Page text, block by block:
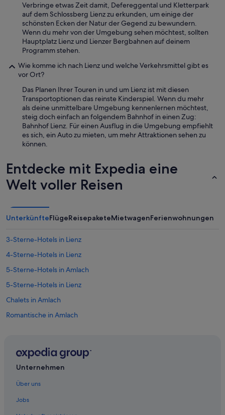
Verbringe etwas Zeit damit, Defereggental und Kletterpark
auf dem Schlossberg Lienz zu erkunden, um einige der
schönsten Ecken der Natur der Gegend zu bewundern.
Wenn du mehr von der Umgebung sehen möchtest, sollten
Hauptplatz Lienz und Lienzer Bergbahnen auf deinem
Programm stehen.
Wie komme ich nach Lienz und welche Verkehrsmittel gibt es
vor Ort?
Das Planen Ihrer Touren in und um Lienz ist mit diesen
Transportoptionen das reinste Kinderspiel. Wenn du mehr
als deine unmittelbare Umgebung kennenlernen möchtest,
steig doch einfach an folgendem Bahnhof in einen Zug:
Bahnhof Lienz. Für einen Ausflug in die Umgebung empfiehlt
es sich, ein Auto zu mieten, um mehr Attraktionen sehen zu
können.
Entdecke mit Expedia eine
Welt voller Reisen
UnterkünfteFlügeReisepaketeMietwagenFerienwohnungen
3-Sterne-Hotels in Lienz
4-Sterne-Hotels in Lienz
5-Sterne-Hotels in Amlach
5-Sterne-Hotels in Lienz
Chalets in Amlach
Romantische in Amlach
Pensionen in Amlach
Unternehmen
Über uns
Jobs